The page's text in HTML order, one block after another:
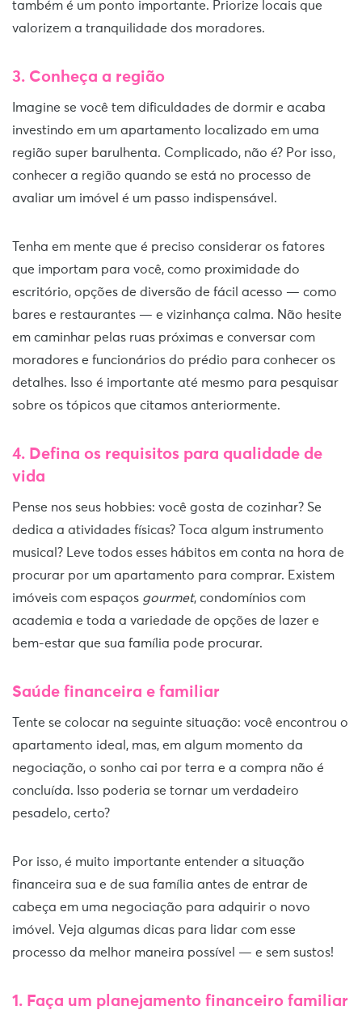
também é um ponto importante. Priorize locais que
valorizem a tranquilidade dos moradores.
3. Conheça a região
Imagine se você tem dificuldades de dormir e acaba
investindo em um apartamento localizado em uma
região super barulhenta. Complicado, não é? Por isso,
conhecer a região quando se está no processo de
avaliar um imóvel é um passo indispensável.
Tenha em mente que é preciso considerar os fatores
que importam para você, como proximidade do
escritório, opções de diversão de fácil acesso — como
bares e restaurantes — e vizinhança calma. Não hesite
em caminhar pelas ruas próximas e conversar com
moradores e funcionários do prédio para conhecer os
detalhes. Isso é importante até mesmo para pesquisar
sobre os tópicos que citamos anteriormente.
4. Defina os requisitos para qualidade de
vida
Pense nos seus hobbies: você gosta de cozinhar? Se
dedica a atividades físicas? Toca algum instrumento
musical? Leve todos esses hábitos em conta na hora de
procurar por um apartamento para comprar. Existem
imóveis com espaços gourmet, condomínios com
academia e toda a variedade de opções de lazer e
bem-estar que sua família pode procurar.
Saúde financeira e familiar
Tente se colocar na seguinte situação: você encontrou o
apartamento ideal, mas, em algum momento da
negociação, o sonho cai por terra e a compra não é
concluída. Isso poderia se tornar um verdadeiro
pesadelo, certo?
Por isso, é muito importante entender a situação
financeira sua e de sua família antes de entrar de
cabeça em uma negociação para adquirir o novo
imóvel. Veja algumas dicas para lidar com esse
processo da melhor maneira possível — e sem sustos!
1. Faça um planejamento financeiro familiar